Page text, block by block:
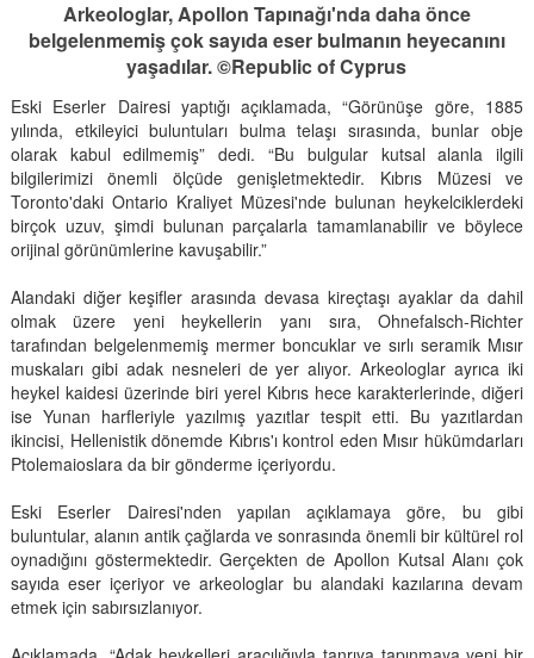
Arkeologlar, Apollon Tapınağı'nda daha önce
belgelenmemiş çok sayıda eser bulmanın heyecanını
yaşadılar. ©Republic of Cyprus
Eski Eserler Dairesi yaptığı açıklamada, “Görünüşe göre, 1885
yılında, etkileyici buluntuları bulma telaşı sırasında, bunlar obje
olarak kabul edilmemiş” dedi. “Bu bulgular kutsal alanla ilgili
bilgilerimizi önemli ölçüde genişletmektedir. Kıbrıs Müzesi ve
Toronto'daki Ontario Kraliyet Müzesi'nde bulunan heykelciklerdeki
birçok uzuv, şimdi bulunan parçalarla tamamlanabilir ve böylece
orijinal görünümlerine kavuşabilir.”
Alandaki diğer keşifler arasında devasa kireçtaşı ayaklar da dahil
olmak üzere yeni heykellerin yanı sıra, Ohnefalsch-Richter
tarafından belgelenmemiş mermer boncuklar ve sırlı seramik Mısır
muskaları gibi adak nesneleri de yer alıyor. Arkeologlar ayrıca iki
heykel kaidesi üzerinde biri yerel Kıbrıs hece karakterlerinde, diğeri
ise Yunan harfleriyle yazılmış yazıtlar tespit etti. Bu yazıtlardan
ikincisi, Hellenistik dönemde Kıbrıs'ı kontrol eden Mısır hükümdarları
Ptolemaioslara da bir gönderme içeriyordu.
Eski Eserler Dairesi'nden yapılan açıklamaya göre, bu gibi
buluntular, alanın antik çağlarda ve sonrasında önemli bir kültürel rol
oynadığını göstermektedir. Gerçekten de Apollon Kutsal Alanı çok
sayıda eser içeriyor ve arkeologlar bu alandaki kazılarına devam
etmek için sabırsızlanıyor.